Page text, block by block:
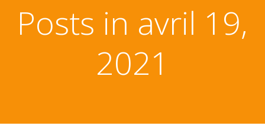
Posts in avril 19,
2021